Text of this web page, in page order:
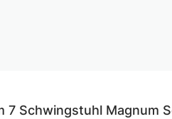
7 Schwingstuhl Magnum